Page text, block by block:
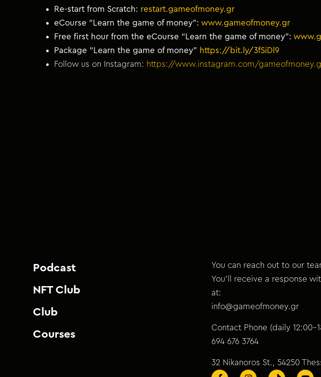
Re-start from Scratch: restart.gameofmoney.gr
eCourse “Learn the game of money”: www.gameofmoney.gr
Free first hour from the eCourse “Learn the game of money”:
Package “Learn the game of money” https://bit.ly/3fSiDl9
Follow us on Instagram: https://www.instagram.com/
Podcast
NFT Club
Club
Courses
You can reach out to our
You’ll receive a response
at:
info@gameofmoney.gr
Contact Phone (daily 12:00-
694 676 3764
32 Nikanoros St., 54250